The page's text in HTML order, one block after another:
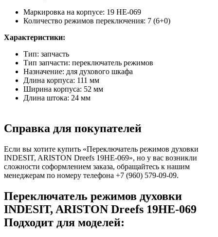
Маркировка на корпусе: 19 HE-069
Количество режимов переключения: 7 (6+0)
Характеристики:
Тип: запчасть
Тип запчасти: переключатель режимов
Назначение: для духового шкафа
Длина корпуса: 111 мм
Ширина корпуса: 52 мм
Длина штока: 24 мм
Справка для покупателей
Если вы хотите купить «Переключатель режимов духовки
INDESIT, ARISTON Dreefs 19HE-069», но у вас возникли
сложности соформлением заказа, обращайтесь к нашим
менеджерам по номеру телефона +7 (960) 579-09-09.
Переключатель режимов духовки
INDESIT, ARISTON Dreefs 19HE-069
Подходит для моделей: